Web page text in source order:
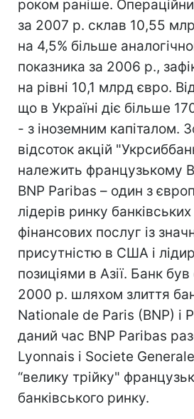
роком раніше.
за 2007 р. склав 10,55
на 4,5% більше
показника за 2006 р.,
на рівні 10,1 млрд євро.
що в Україні діє більше
- з іноземним капіталом.
відсоток акцій
належить французькому
BNP Paribas – один з
лідерів ринку банківських
фінансових послуг із
присутністю в США і
позиціями в Азії. Банк
2000 р. шляхом злиття
Nationale de Paris (BNP) і
даний час BNP Paribas
Lyonnais і Societe
“велику трійку"
банківського ринку.